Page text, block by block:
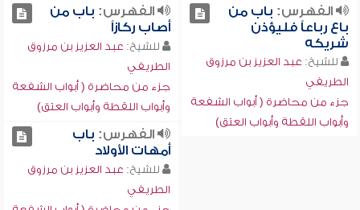
الفهرس: باب من
باع رباعاً فليؤذن
شريكه
للشيخ: عبد العزيز بن مرزوق
الطريفي
جزء من محاضرة ( أبواب الشفعة
وأبواب اللقطة وأبواب العتق)
الفهرس: باب من
أصاب ركازاً
للشيخ: عبد العزيز بن مرزوق
الطريفي
جزء من محاضرة ( أبواب الشفعة
وأبواب اللقطة وأبواب العتق)
الفهرس: باب
أمهات الأولاد
للشيخ: عبد العزيز بن مرزوق
الطريفي